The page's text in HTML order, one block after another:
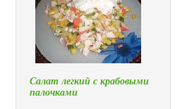
Салат легкий с крабовыми
палочками